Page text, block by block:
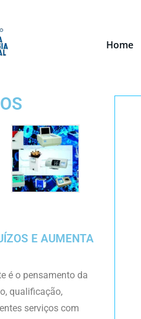
Home
E AUMENTA
é o pensamento da
qualificação,
serviços com